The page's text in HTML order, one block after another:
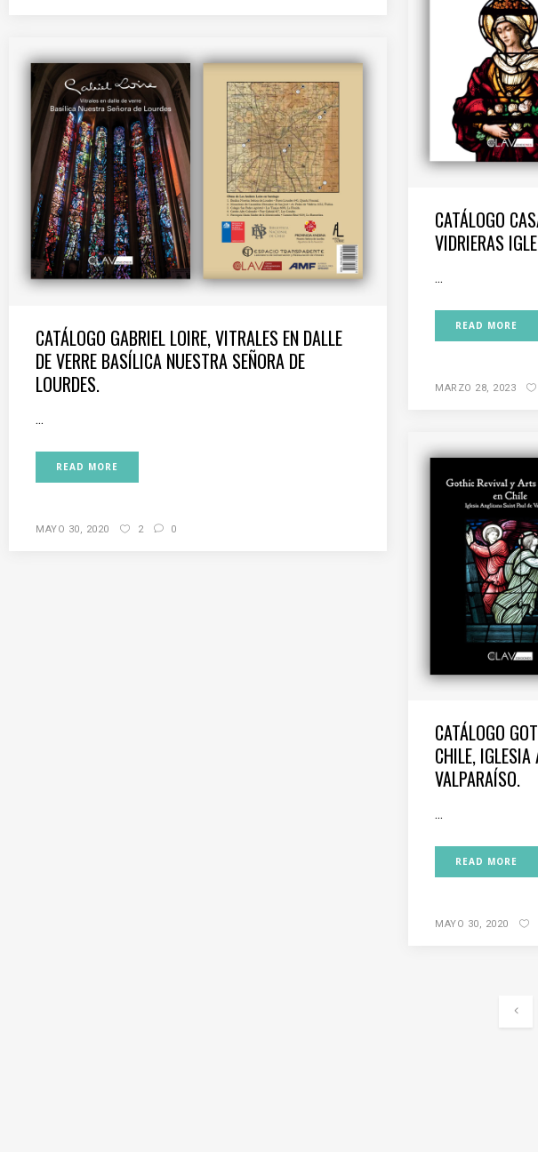
CATÁLOGO
VIDRIERAS
...
READ MORE
MARZO 28, 2023
CATÁLOGO GABRIEL LOIRE, VITRALES EN DALLE
DE VERRE BASÍLICA NUESTRA SEÑORA DE
LOURDES.
...
READ MORE
MAYO 30, 2020 2 0
CATÁLOGO
CHILE,
VALPARAÍSO.
...
READ MORE
MAYO 30, 2020